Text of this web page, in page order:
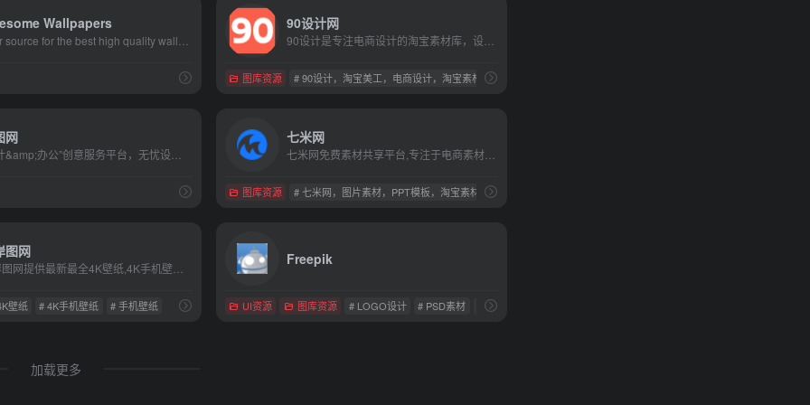
Wallpapers 90设计网
图库资源 # 90设计，淘宝美工，电商设计，淘宝素材，淘宝模板，淘宝海报素材，淘宝详情页素材，背景素材，90sheji.com
网 七米网
七米网免费素材共享平台,专注于电商素材和国外优质设计素材免费下载的资源平台，海量免费素材,平面海报,广告海报素材下载,打开七米,让设计变简单！
图库资源 # 七米网，图片素材，PPT模板，淘宝素材，素材网，模板，素材库，免扣元素，素材中国
图网
壁纸 # 4K手机壁纸 # 手机壁纸
Freepik
UI资源 图库资源 # LOGO设计 # PSD素材 # UI资源
加载更多